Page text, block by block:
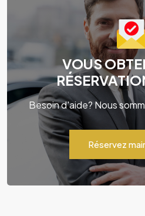
VOUS
Besoin d'aide? Nous
Réservez